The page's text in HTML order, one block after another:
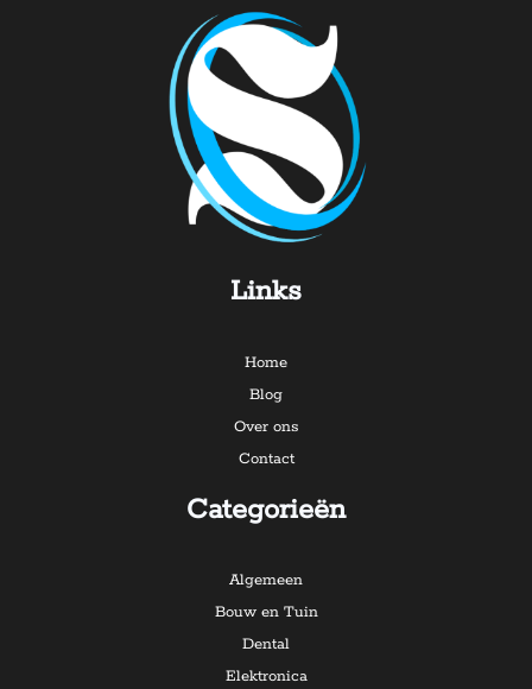
Links
Home
Blog
Over ons
Contact
Categorieën
Algemeen
Bouw en Tuin
Dental
Elektronica